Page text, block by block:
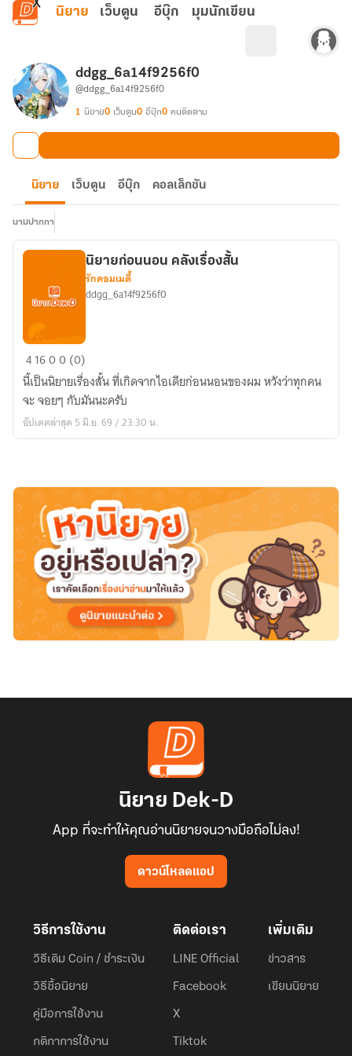
ข้ามไปยังเนื้อหาหลัก
นิยาย เว็บตูน อีบุ๊ก มุมนักเขียน
ddgg_6a14f9256f0
@ddgg_6a14f9256f0
1 นิยาย0 เว็บตูน0 อีบุ๊ก0 คนติดตาม
นิยาย เว็บตูน อีบุ๊ก คอลเล็กชัน
นามปากกา
นิยาย
ก่อน
นอน
คลัง
เรื่อง
นิยายก่อนนอน คลังเรื่องสั้น
รักคอมเมดี้
ddgg_6a14f9256f0
41600 (0)
นี้เป็นนิยายเรื่องสั้น ที่เกิดจากไอเดียก่อนนอนของผม หวังว่าทุกคน
จะ จอยๆ กับมันนะครับ
อัปเดตล่าสุด 5 มิ.ย. 69 / 23:30 น.
นิยาย Dek-D
App ที่จะทำให้คุณอ่านนิยายจนวางมือถือไม่ลง!
ดาวน์โหลดแอป
วิธีการใช้งาน
วิธีเติม Coin / ชำระเงิน
วิธีซื้อนิยาย
คู่มือการใช้งาน
กติกาการใช้งาน
ติดต่อเรา
LINE Official
Facebook
X
Tiktok
เพิ่มเติม
ข่าวสาร
เขียนนิยาย